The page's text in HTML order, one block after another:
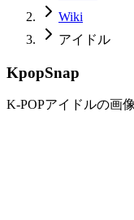
Wiki
アイドル
KpopSnap
K-POPアイドルの画